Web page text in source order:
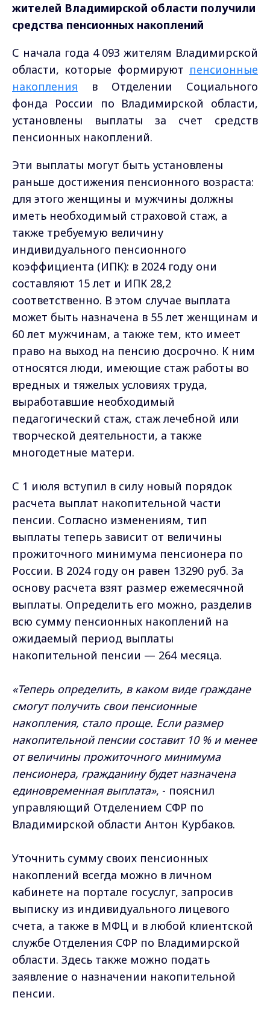
жителей Владимирской области получили
средства пенсионных накоплений
С начала года 4 093 жителям Владимирской
области, которые формируют пенсионные
накопления в Отделении Социального
фонда России по Владимирской области,
установлены выплаты за счет средств
пенсионных накоплений.
Эти выплаты могут быть установлены
раньше достижения пенсионного возраста:
для этого женщины и мужчины должны
иметь необходимый страховой стаж, а
также требуемую величину
индивидуального пенсионного
коэффициента (ИПК): в 2024 году они
составляют 15 лет и ИПК 28,2
соответственно. В этом случае выплата
может быть назначена в 55 лет женщинам и
60 лет мужчинам, а также тем, кто имеет
право на выход на пенсию досрочно. К ним
относятся люди, имеющие стаж работы во
вредных и тяжелых условиях труда,
выработавшие необходимый
педагогический стаж, стаж лечебной или
творческой деятельности, а также
многодетные матери.
С 1 июля вступил в силу новый порядок
расчета выплат накопительной части
пенсии. Согласно изменениям, тип
выплаты теперь зависит от величины
прожиточного минимума пенсионера по
России. В 2024 году он равен 13290 руб. За
основу расчета взят размер ежемесячной
выплаты. Определить его можно, разделив
всю сумму пенсионных накоплений на
ожидаемый период выплаты
накопительной пенсии — 264 месяца.
«Теперь определить, в каком виде граждане
смогут получить свои пенсионные
накопления, стало проще. Если размер
накопительной пенсии составит 10 % и менее
от величины прожиточного минимума
пенсионера, гражданину будет назначена
единовременная выплата», - пояснил
управляющий Отделением СФР по
Владимирской области Антон Курбаков.
Уточнить сумму своих пенсионных
накоплений всегда можно в личном
кабинете на портале госуслуг, запросив
выписку из индивидуального лицевого
счета, а также в МФЦ и в любой клиентской
службе Отделения СФР по Владимирской
области. Здесь также можно подать
заявление о назначении накопительной
пенсии.